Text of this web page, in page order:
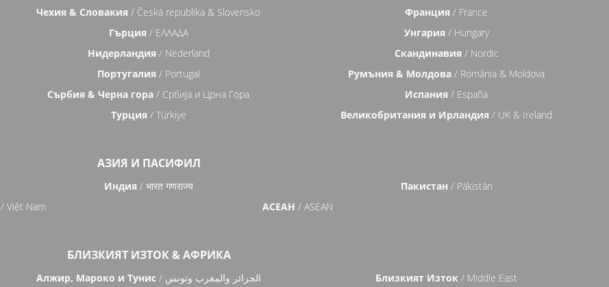
Чехия & Словакия / Česká republika & Slovensko Франция / France
Гърция / ΕΛΛΑΔΑ Унгария / Hungary
Нидерландия / Nederland Скандинавия / Nordic
Португалия / Portugal Румъния & Молдова / România & Moldova
Сърбия & Черна гора / Србија и Црна Гора Испания / España
Турция / Türkiye Великобритания и Ирландия / UK & Ireland
АЗИЯ И ПАСИФИЛ
Индия / भारत गणराज्य Пакистан / Pākistān
/ Việt Nam АСЕАН / ASEAN
БЛИЗКИЯТ ИЗТОК & АФРИКА
Алжир, Мароко и Тунис / الجزائر والمغرب وتونس Близкият Изток / Middle East